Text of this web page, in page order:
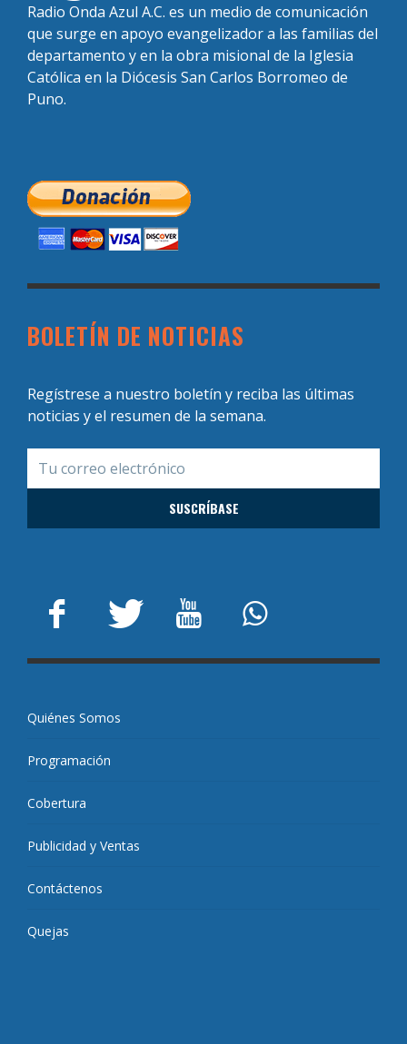
Radio Onda Azul A.C. es un medio de comunicación
que surge en apoyo evangelizador a las familias del
departamento y en la obra misional de la Iglesia
Católica en la Diócesis San Carlos Borromeo de
Puno.
BOLETÍN DE NOTICIAS
Regístrese a nuestro boletín y reciba las últimas
noticias y el resumen de la semana.
Quiénes Somos
Programación
Cobertura
Publicidad y Ventas
Contáctenos
Quejas